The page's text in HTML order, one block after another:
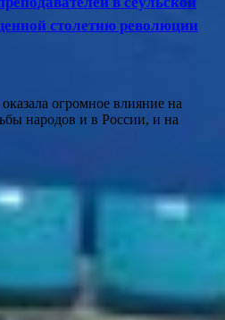
столетию революции
огромное влияние на
народов и в России, и на